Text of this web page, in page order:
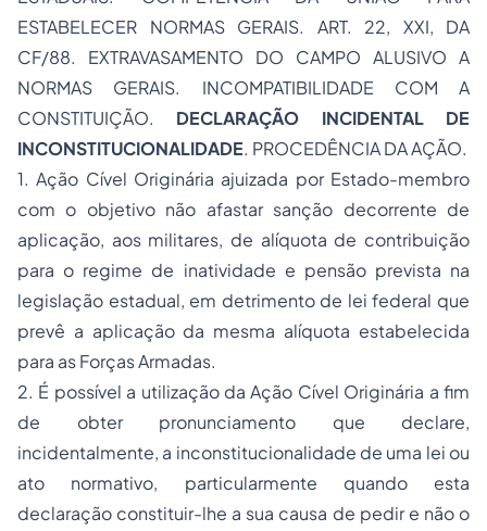
ESTABELECER NORMAS GERAIS. ART. 22, XXI, DA
CF/88. EXTRAVASAMENTO DO CAMPO ALUSIVO A
NORMAS GERAIS. INCOMPATIBILIDADE COM A
CONSTITUIÇÃO. DECLARAÇÃO INCIDENTAL DE
INCONSTITUCIONALIDADE. PROCEDÊNCIA DA AÇÃO.
1. Ação Cível Originária ajuizada por Estado-membro
com o objetivo não afastar sanção decorrente de
aplicação, aos militares, de alíquota de contribuição
para o regime de inatividade e pensão prevista na
legislação estadual, em detrimento de lei federal que
prevê a aplicação da mesma alíquota estabelecida
para as Forças Armadas.
2. É possível a utilização da Ação Cível Originária a fim
de obter pronunciamento que declare,
incidentalmente, a inconstitucionalidade de uma lei ou
ato normativo, particularmente quando esta
declaração constituir-lhe a sua causa de pedir e não o